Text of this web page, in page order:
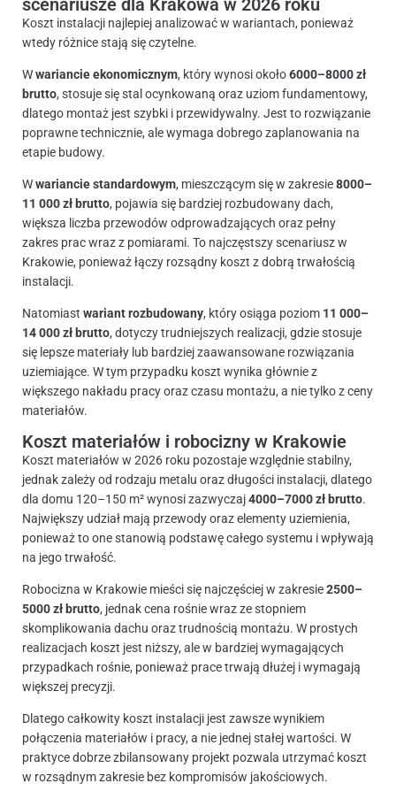
Koszt instalacji najlepiej analizować w wariantach, ponieważ
wtedy różnice stają się czytelne.
Wwariancie ekonomicznym, który wynosi około6000–8000 zł
brutto, stosuje się stal ocynkowaną oraz uziom fundamentowy,
dlatego montaż jest szybki i przewidywalny. Jest to rozwiązanie
poprawne technicznie, ale wymaga dobrego zaplanowania na
etapie budowy.
Wwariancie standardowym, mieszczącym się w zakresie8000–
11 000 zł brutto, pojawia się bardziej rozbudowany dach,
większa liczba przewodów odprowadzających oraz pełny
zakres prac wraz z pomiarami. To najczęstszy scenariusz w
Krakowie, ponieważ łączy rozsądny koszt z dobrą trwałością
instalacji.
Natomiast wariant rozbudowany, który osiąga poziom 11 000–
14 000 zł brutto, dotyczy trudniejszych realizacji, gdzie stosuje
się lepsze materiały lub bardziej zaawansowane rozwiązania
uziemiające. W tym przypadku koszt wynika głównie z
większego nakładu pracy oraz czasu montażu, a nie tylko z ceny
materiałów.
Koszt materiałów i robocizny w Krakowie
Koszt materiałów w 2026 roku pozostaje względnie stabilny,
jednak zależy od rodzaju metalu oraz długości instalacji, dlatego
dla domu 120–150 m² wynosi zazwyczaj4000–7000 zł brutto.
Największy udział mają przewody oraz elementy uziemienia,
ponieważ to one stanowią podstawę całego systemu i wpływają
na jego trwałość.
Robocizna w Krakowie mieści się najczęściej w zakresie2500–
5000 zł brutto, jednak cena rośnie wraz ze stopniem
skomplikowania dachu oraz trudnością montażu. W prostych
realizacjach koszt jest niższy, ale w bardziej wymagających
przypadkach rośnie, ponieważ prace trwają dłużej i wymagają
większej precyzji.
Dlatego całkowity koszt instalacji jest zawsze wynikiem
połączenia materiałów i pracy, a nie jednej stałej wartości. W
praktyce dobrze zbilansowany projekt pozwala utrzymać koszt
w rozsądnym zakresie bez kompromisów jakościowych.